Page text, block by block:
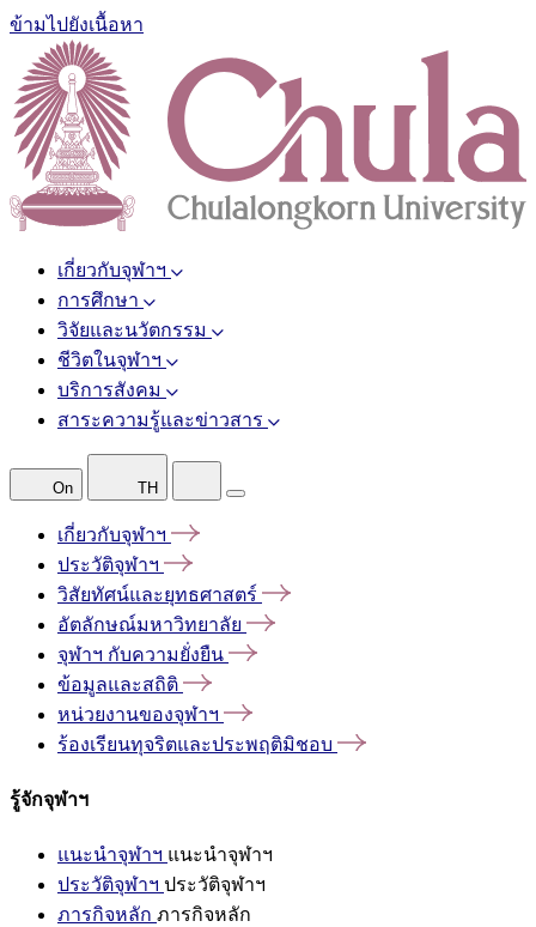
ข้ามไปยังเนื้อหา
เกี่ยวกับจุฬาฯ
การศึกษา
วิจัยและนวัตกรรม
ชีวิตในจุฬาฯ
บริการสังคม
สาระความรู้และข่าวสาร
On TH
เกี่ยวกับจุฬาฯ
ประวัติจุฬาฯ
วิสัยทัศน์และยุทธศาสตร์
อัตลักษณ์มหาวิทยาลัย
จุฬาฯ กับความยั่งยืน
ข้อมูลและสถิติ
หน่วยงานของจุฬาฯ
ร้องเรียนทุจริตและประพฤติมิชอบ
รู้จักจุฬาฯ
แนะนำจุฬาฯ แนะนำจุฬาฯ
ประวัติจุฬาฯ ประวัติจุฬาฯ
ภารกิจหลัก ภารกิจหลัก